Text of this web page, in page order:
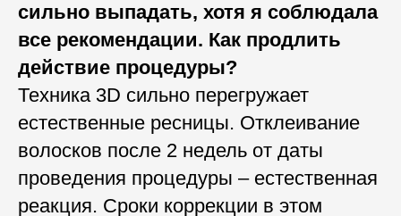
сильно выпадать, хотя я соблюдала
все рекомендации. Как продлить
действие процедуры?
Техника 3D сильно перегружает
естественные ресницы. Отклеивание
волосков после 2 недель от даты
проведения процедуры – естественная
реакция. Сроки коррекции в этом